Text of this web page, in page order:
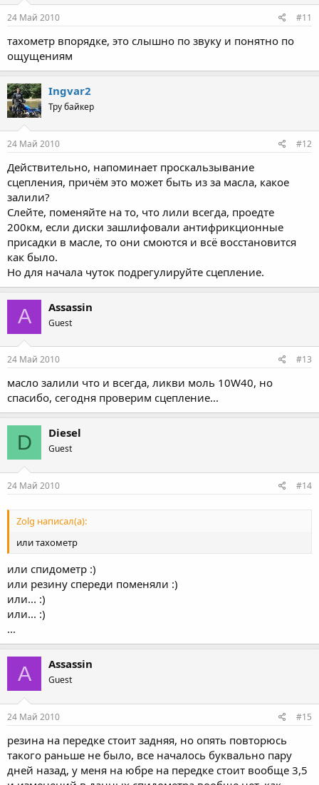
24 Май 2010 #11
тахометр впорядке, это слышно по звуку и понятно по
ощущениям
Ingvar2
Тру байкер
24 Май 2010 #12
Действительно, напоминает проскальзывание
сцепления, причём это может быть из за масла, какое
залили?
Слейте, поменяйте на то, что лили всегда, проедте
200км, если диски зашлифовали антифрикционные
присадки в масле, то они смоются и всё восстановится
как было.
Но для начала чуток подрегулируйте сцепление.
A Assassin
Guest
24 Май 2010 #13
масло залили что и всегда, ликви моль 10W40, но
спасибо, сегодня проверим сцепление...
D Diesel
Guest
24 Май 2010 #14
Zolg написал(а):
или тахометр
или спидометр :)
или резину спереди поменяли :)
или... :)
или... :)
...
A Assassin
Guest
24 Май 2010 #15
резина на передке стоит задняя, но опять повторюсь
такого раньше не было, все началось буквально пару
дней назад, у меня на юбре на передке стоит вообще 3,5